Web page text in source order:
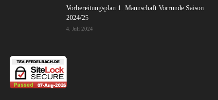
Vorbereitungsplan 1. Mannschaft Vorrunde Saison
2024/25
4. Juli 2024